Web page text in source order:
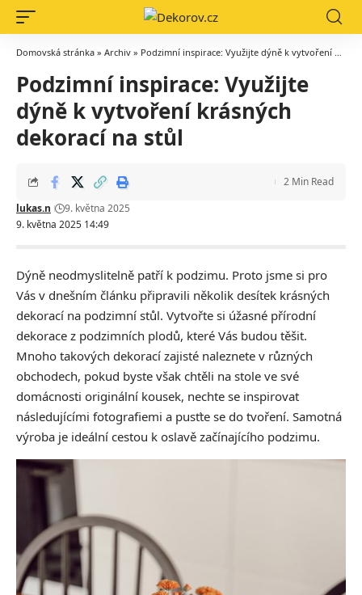
Domovská stránka » Archiv » Podzimní inspirace: Využijte dýně k vytvoření krásných dekorací na stůl
Podzimní inspirace: Využijte
dýně k vytvoření krásných
dekorací na stůl
9. května 2025 14:49
lukas.n 9. května 2025
2 Min Read
Dýně neodmyslitelně patří k podzimu. Proto jsme si pro
Vás v dnešním článku připravili několik desítek krásných
dekorací na podzimní stůl. Vytvořte si úžasné přírodní
dekorace z podzimních plodů, které Vás budou těšit.
Mnoho takových dekorací zajisté naleznete v různých
obchodech, pokud byste však chtěli na stole ve své
domácnosti originální kousek, nechte se inspirovat
následujícími fotografiemi a pusťte se do tvoření. Samotná
výroba je ideální cestou k oslavě začínajícího podzimu.